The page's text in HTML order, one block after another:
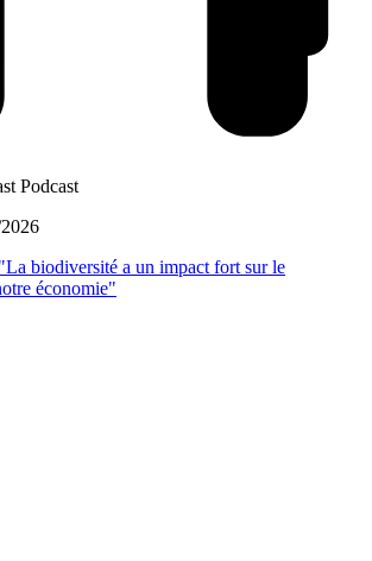
Podcast
biodiversité a un impact fort sur le
économie"